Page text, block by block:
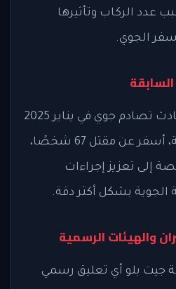
عدد الركاب وتأثيرها
الجوي.
تزايدت المخاوف بعد حادث تصادم جوي في يناير 2025
قرب واشنطن العاصمة، أسفر عن مقتل 67 شخصًا،
إلى تعزيز إجراءات
الجوية بشكل أكثر دقة.
والهيئات الرسمية
جيت بلو أي تعليق رسمي